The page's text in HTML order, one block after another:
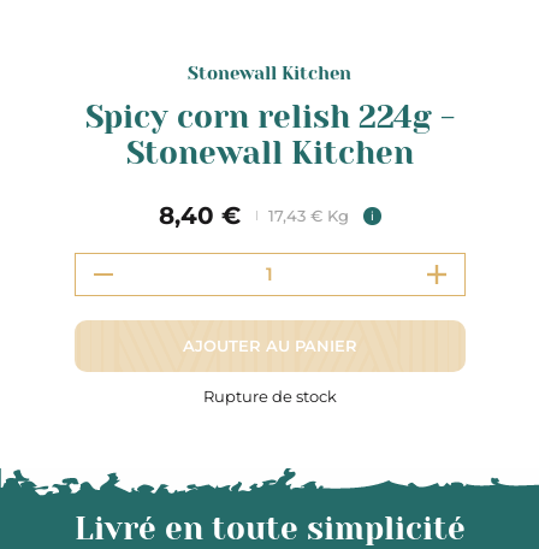
Stonewall Kitchen
Spicy corn relish 224g -
Stonewall Kitchen
8,40 € 17,43 € Kg i
AJOUTER AU PANIER
Rupture de stock
Livré en toute simplicité